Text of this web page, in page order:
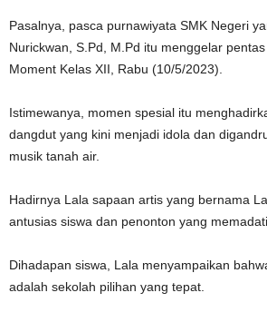
Pasalnya, pasca purnawiyata SMK Negeri
Nurickwan, S.Pd, M.Pd itu menggelar
Moment Kelas XII, Rabu (10/5/2023).
Istimewanya, momen spesial itu
dangdut yang kini menjadi idola dan
musik tanah air.
Hadirnya Lala sapaan artis yang bernama
antusias siswa dan penonton yang
Dihadapan siswa, Lala menyampaikan
adalah sekolah pilihan yang tepat.